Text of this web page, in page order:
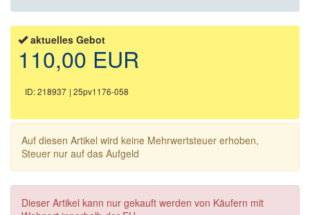
aktuelles Gebot
110,00 EUR
ID: 218937 | 25pv1176-058
Auf diesen Artikel wird keine Mehrwertsteuer erhoben,
Steuer nur auf das Aufgeld
Dieser Artikel kann nur gekauft werden von Käufern mit